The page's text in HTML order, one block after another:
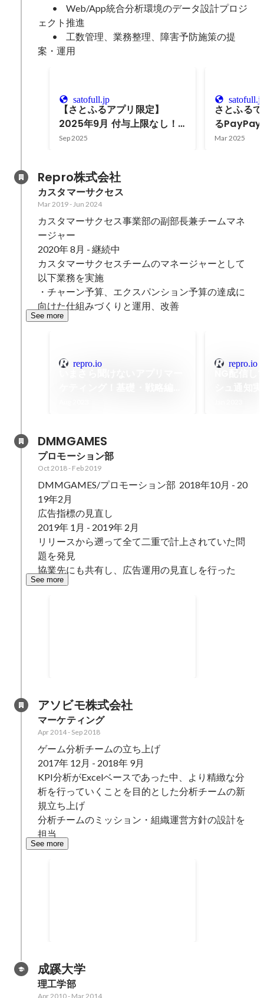
ェクト推進
案・運用
satofull.jp
【さとふるアプリ限定】
2025年9月 付与上限なし！
さとふるラストスパートキャ
Sep 2025
さとふる
るPayPay
ーン
Mar 2025
Repro株式会社
カスタマーサクセス
Mar 2019-Jun 2024
カスタマーサクセス事業部の副部長兼チームマネ
ージャー
2020年 8月 - 継続中
カスタマーサクセスチームのマネージャーとして
以下業務を実施
・チャーン予算、エクスパンション予算の達成に
向けた仕組みづくりと運用、改善
See more
repro.io repro.io
DMMGAMES
プロモーション部
Oct 2018- Feb 2019
DMMGAMES/プロモーション部	2018年10月 - 20
19年2月
広告指標の見直し
2019年 1月 - 2019年 2月
リリースから遡って全て二重で計上されていた問
題を発見
協業先にも共有し、広告運用の見直しを行った
See more
アソビモ株式会社
マーケティング
Apr 2014- Sep 2018
ゲーム分析チームの立ち上げ
2017年 12月 - 2018年 9月
KPI分析がExcelベースであった中、より精緻な分
析を行っていくことを目的とした分析チームの新
規立ち上げ
分析チームのミッション・組織運営方針の設計を
担当
See more
成蹊大学
理工学部
Apr 2010- Mar 2014